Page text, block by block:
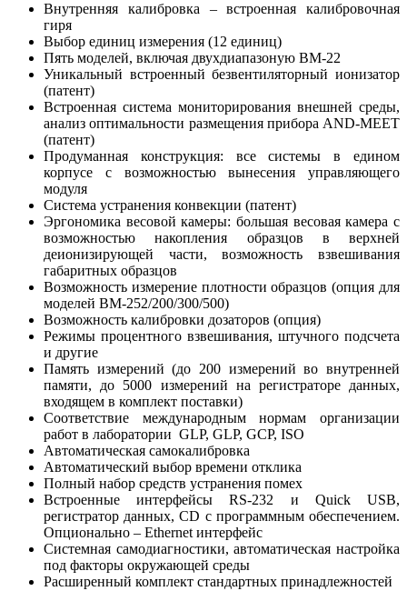
Внутренняя калибровка – встроенная калибровочная
гиря
Выбор единиц измерения (12 единиц)
Пять моделей, включая двухдиапазоную ВМ-22
Уникальный встроенный безвентиляторный ионизатор
(патент)
Встроенная система мониторирования внешней среды,
анализ оптимальности размещения прибора AND-MEET
(патент)
Продуманная конструкция: все системы в едином
корпусе с возможностью вынесения управляющего
модуля
Система устранения конвекции (патент)
Эргономика весовой камеры: большая весовая камера с
возможностью накопления образцов в верхней
деионизирующей части, возможность взвешивания
габаритных образцов
Возможность измерение плотности образцов (опция для
моделей ВМ-252/200/300/500)
Возможность калибровки дозаторов (опция)
Режимы процентного взвешивания, штучного подсчета
и другие
Память измерений (до 200 измерений во внутренней
памяти, до 5000 измерений на регистраторе данных,
входящем в комплект поставки)
Соответствие международным нормам организации
работ в лаборатории GLP, GLP, GCP, ISO
Автоматическая самокалибровка
Автоматический выбор времени отклика
Полный набор средств устранения помех
Встроенные интерфейсы RS-232 и Quick USB,
регистратор данных, CD с программным обеспечением.
Опционально – Ethernet интерфейс
Системная самодиагностики, автоматическая настройка
под факторы окружающей среды
Расширенный комплект стандартных принадлежностей